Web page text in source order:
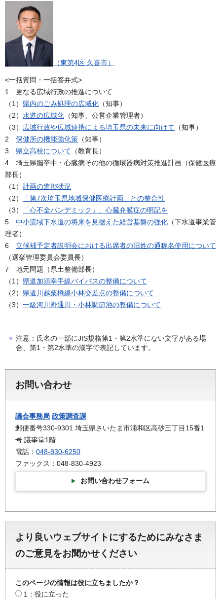
（東第4区 久喜市）
<一括質問・一括答弁式>
1 更なる広域行政の推進について
（1） 県内のごみ処理の広域化 （知事）
（2） 水道の広域化 （知事、公営企業管理者）
（3） 広域行政や広域連携による埼玉県の未来に向けて （知事）
2 保健所の機能強化策 （知事）
3 県立高校について （教育長）
4 埼玉県脳卒中・心臓病その他の循環器病対策推進計画（保健医療
部長）
（1） 計画の進捗状況
（2）
「第7次埼玉県地域保健医療計画」との整合性
（3）
「心不全パンデミック」、心臓弁膜症の明記を
5 中小流域下水道の将来を見据えた経営基盤の強化 （下水道事業管
理者）
6 立候補予定者説明会における出席者の旧姓の通称名使用について
（選挙管理委員会委員長）
7 地元問題（県土整備部長）
（1） 県道加須幸手線バイパスの整備について
（2） 県道川越栗橋線小林交差点の整備について
（3） 一級河川野通川・小林調節池の整備について
注意：氏名の一部にJIS規格第1・第2水準にない文字がある場
合、第1・第2水準の漢字で表記しています。
お問い合わせ
議会事務局 政策調査課
郵便番号330-9301 埼玉県さいたま市浦和区高砂三丁目15番1
号 議事堂1階
電話： 048-830-6250
ファックス：048-830-4923
お問い合わせフォーム
より良いウェブサイトにするためにみなさま
のご意見をお聞かせください
このページの情報は役に立ちましたか？
1：役に立った